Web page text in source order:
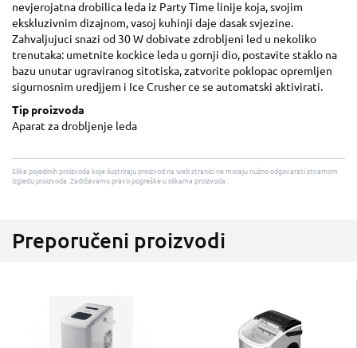
nevjerojatna drobilica leda iz Party Time linije koja, svojim
ekskluzivnim dizajnom, vasoj kuhinji daje dasak svjezine.
Zahvaljujuci snazi od 30 W dobivate zdrobljeni led u nekoliko
trenutaka: umetnite kockice leda u gornji dio, postavite staklo na
bazu unutar ugraviranog sitotiska, zatvorite poklopac opremljen
sigurnosnim uredjjem i Ice Crusher ce se automatski aktivirati.
Tip proizvoda
Aparat za drobljenje leda
Slike pojedinih proizvoda koje ilustriraju proizvod na web stranici ne moraju nužno odgovarati stvarnom
izgledu proizvoda. Zadržavamo pravo pogreške u slikama proizvoda.
Preporučeni proizvodi